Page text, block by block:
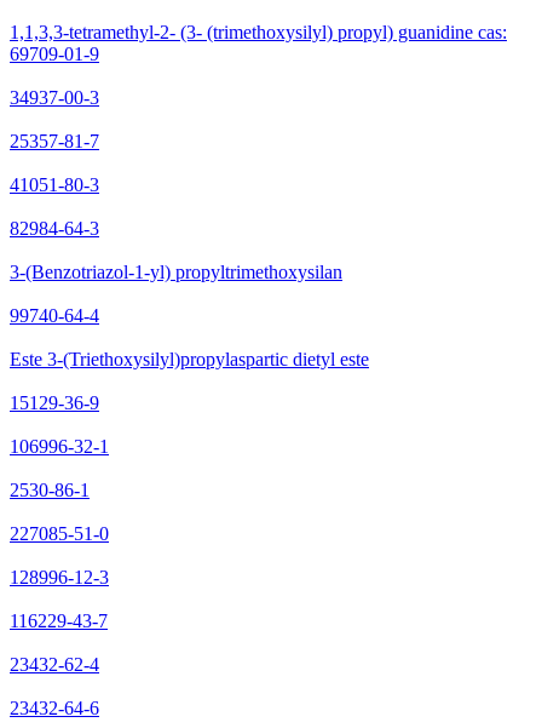
1,1,3,3-tetramethyl-2- (3- (trimethoxysilyl) propyl) guanidine cas:
69709-01-9
34937-00-3
25357-81-7
41051-80-3
82984-64-3
3-(Benzotriazol-1-yl) propyltrimethoxysilan
99740-64-4
Este 3-(Triethoxysilyl)propylaspartic dietyl este
15129-36-9
106996-32-1
2530-86-1
227085-51-0
128996-12-3
116229-43-7
23432-62-4
23432-64-6